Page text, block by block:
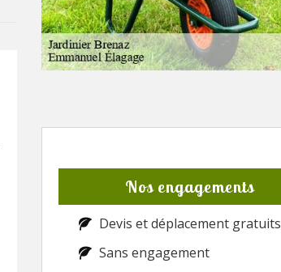
Nos engagements
Devis et déplacement gratuits
Sans engagement